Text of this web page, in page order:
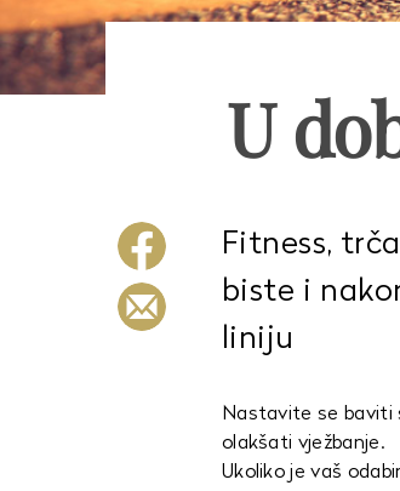
U
Fitness,
biste i
liniju
Nastavite se baviti
olakšati vježbanje.
Ukoliko je vaš odabir